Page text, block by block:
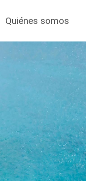
Quiénes somos